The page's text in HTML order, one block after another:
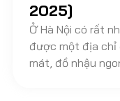
2025]
Ở Hà Nội có rất
được một địa chỉ
mát, đồ nhậu